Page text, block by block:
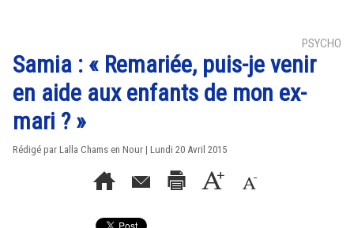
PSYCHO
Samia : « Remariée, puis-je venir
en aide aux enfants de mon ex-
mari ? »
Rédigé par Lalla Chams en Nour | Lundi 20 Avril 2015